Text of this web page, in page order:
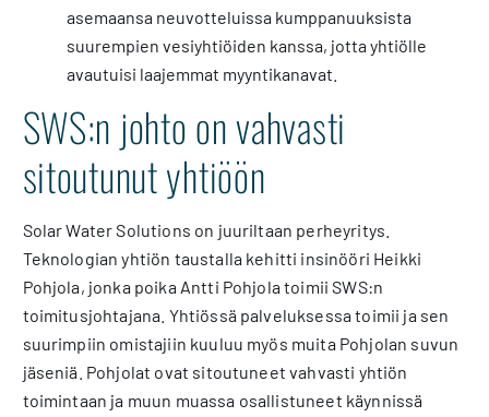
asemaansa neuvotteluissa kumppanuuksista
suurempien vesiyhtiöiden kanssa, jotta yhtiölle
avautuisi laajemmat myyntikanavat.
SWS:n johto on vahvasti
sitoutunut yhtiöön
Solar Water Solutions on juuriltaan perheyritys.
Teknologian yhtiön taustalla kehitti insinööri Heikki
Pohjola, jonka poika Antti Pohjola toimii SWS:n
toimitusjohtajana. Yhtiössä palveluksessa toimii ja sen
suurimpiin omistajiin kuuluu myös muita Pohjolan suvun
jäseniä. Pohjolat ovat sitoutuneet vahvasti yhtiön
toimintaan ja muun muassa osallistuneet käynnissä